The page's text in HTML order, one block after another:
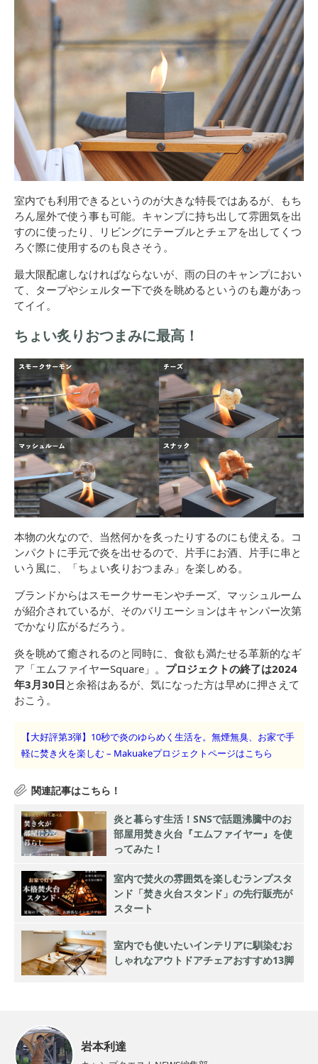
室内でも利用できるというのが大きな特長ではあるが、もち
ろん屋外で使う事も可能。キャンプに持ち出して雰囲気を出
すのに使ったり、リビングにテーブルとチェアを出してくつ
ろぐ際に使用するのも良さそう。
最大限配慮しなければならないが、雨の日のキャンプにおい
て、タープやシェルター下で炎を眺めるというのも趣があっ
てイイ。
ちょい炙りおつまみに最高！
本物の火なので、当然何かを炙ったりするのにも使える。コ
ンパクトに手元で炎を出せるので、片手にお酒、片手に串と
いう風に、「ちょい炙りおつまみ」を楽しめる。
ブランドからはスモークサーモンやチーズ、マッシュルーム
が紹介されているが、そのバリエーションはキャンパー次第
でかなり広がるだろう。
炎を眺めて癒されるのと同時に、食欲も満たせる革新的なギ
ア「エムファイヤーSquare」。 プロジェクトの終了は2024
年3月30日 と余裕はあるが、気になった方は早めに押さえて
おこう。
【大好評第3弾】10秒で炎のゆらめく生活を。無煙無臭、お家で手
軽に焚き火を楽しむ – Makuakeプロジェクトページはこちら
炎と暮らす生活！SNSで話題沸騰中のお
部屋用焚き火台『エムファイヤー』を使
ってみた！
室内で焚火の雰囲気を楽しむランプスタ
ンド「焚き火台スタンド」の先行販売が
スタート
室内でも使いたいインテリアに馴染むお
しゃれなアウトドアチェアおすすめ13脚
岩本利達